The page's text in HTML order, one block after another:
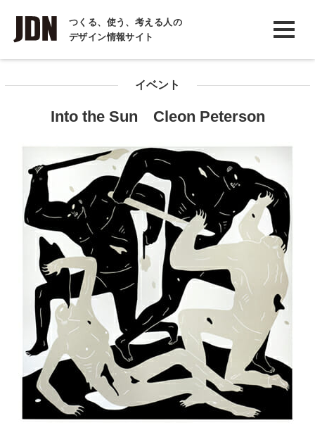
つくる、使う、考える人の
デザイン情報サイト
INTERVIEW
インタビュー
イベント
Into the Sun Cleon Peterson